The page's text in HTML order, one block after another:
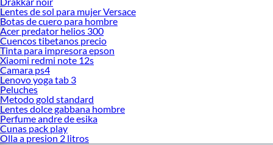
Lentes de sol para mujer Versace
Botas de cuero para hombre
Acer predator helios 300
Cuencos tibetanos precio
Tinta para impresora epson
Xiaomi redmi note 12s
Camara ps4
Lenovo yoga tab 3
Peluches
Metodo gold standard
Lentes dolce gabbana hombre
Perfume andre de esika
Cunas pack play
Olla a presion 2 litros